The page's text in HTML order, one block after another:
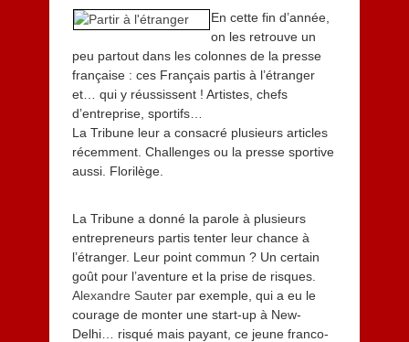
e
m
r
e
2
3
En cette fin d’année,
on les retrouve un
peu partout dans les colonnes de la presse
française : ces Français partis à l’étranger
et… qui y réussissent ! Artistes, chefs
d’entreprise, sportifs…
La Tribune leur a consacré plusieurs articles
récemment. Challenges ou la presse sportive
aussi. Florilège.
La Tribune a donné la parole à plusieurs
entrepreneurs partis tenter leur chance à
l’étranger. Leur point commun ? Un certain
goût pour l’aventure et la prise de risques.
Alexandre Sauterpar exemple, qui a eu le
courage de monter une start-up à New-
Delhi… risqué mais payant, ce jeune franco-